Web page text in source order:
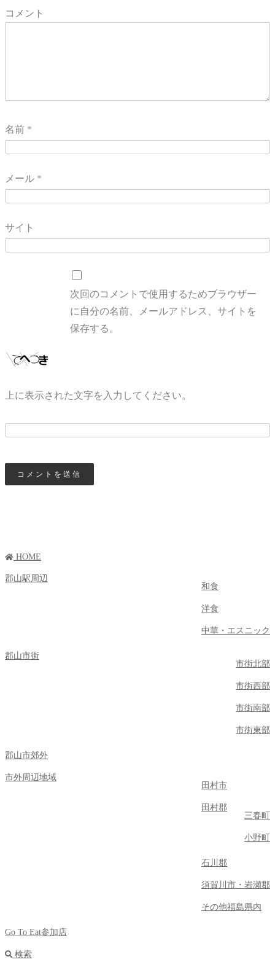
コメント
名前 *
メール *
サイト
次回のコメントで使用するためブラウザー
に自分の名前、メールアドレス、サイトを
保存する。
上に表示された文字を入力してください。
HOME
郡山駅周辺
和食
洋食
中華・エスニック
郡山市街
市街北部
市街西部
市街南部
市街東部
郡山市郊外
市外周辺地域
田村市
田村郡
三春町
小野町
石川郡
須賀川市・岩瀬郡
その他福島県内
Go To Eat参加店
検索